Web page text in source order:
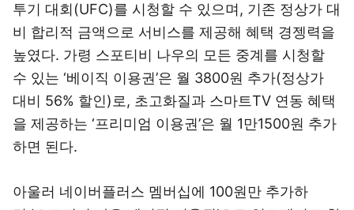
투기 대회(UFC)를 시청할 수 있으며, 기존 정상가 대
비 합리적 금액으로 서비스를 제공해 혜택 경젱력을
높였다. 가령 스포티비 나우의 모든 중계를 시청할
수 있는 ‘베이직 이용권’은 월 3800원 추가(정상가
대비 56% 할인)로, 초고화질과 스마트TV 연동 혜택
을 제공하는 ‘프리미엄 이용권’은 월 1만1500원 추가
하면 된다.
아울러 네이버플러스 멤버십에 100원만 추가하